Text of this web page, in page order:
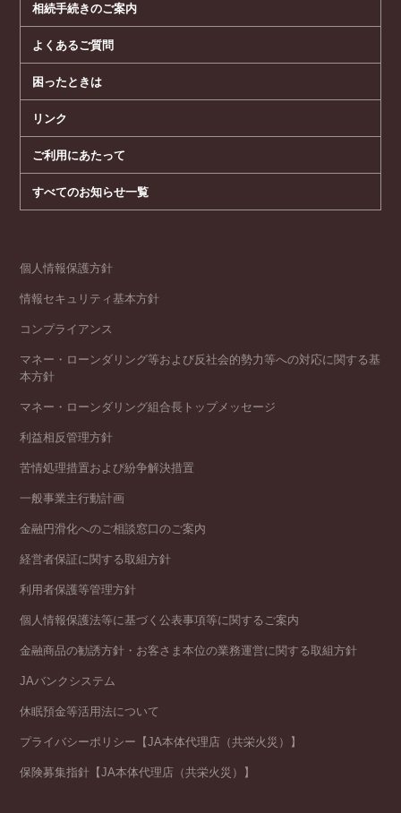
相続手続きのご案内
よくあるご質問
困ったときは
リンク
ご利用にあたって
すべてのお知らせ一覧
個人情報保護方針
情報セキュリティ基本方針
コンプライアンス
マネー・ローンダリング等および反社会的勢力等への対応に関する基
本方針
マネー・ローンダリング組合長トップメッセージ
利益相反管理方針
苦情処理措置および紛争解決措置
一般事業主行動計画
金融円滑化へのご相談窓口のご案内
経営者保証に関する取組方針
利用者保護等管理方針
個人情報保護法等に基づく公表事項等に関するご案内
金融商品の勧誘方針・お客さま本位の業務運営に関する取組方針
JAバンクシステム
休眠預金等活用法について
プライバシーポリシー【JA本体代理店（共栄火災）】
保険募集指針【JA本体代理店（共栄火災）】